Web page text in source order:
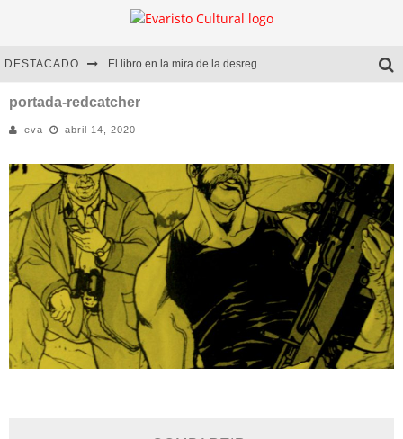
DESTACADO El libro en la mira de la desregulación
Marcelo Rubio | El llovedor
Diego Meret | Hotel Acapulco
Alejandra Correa | La nieve
portada-redcatcher
eva abril 14, 2020